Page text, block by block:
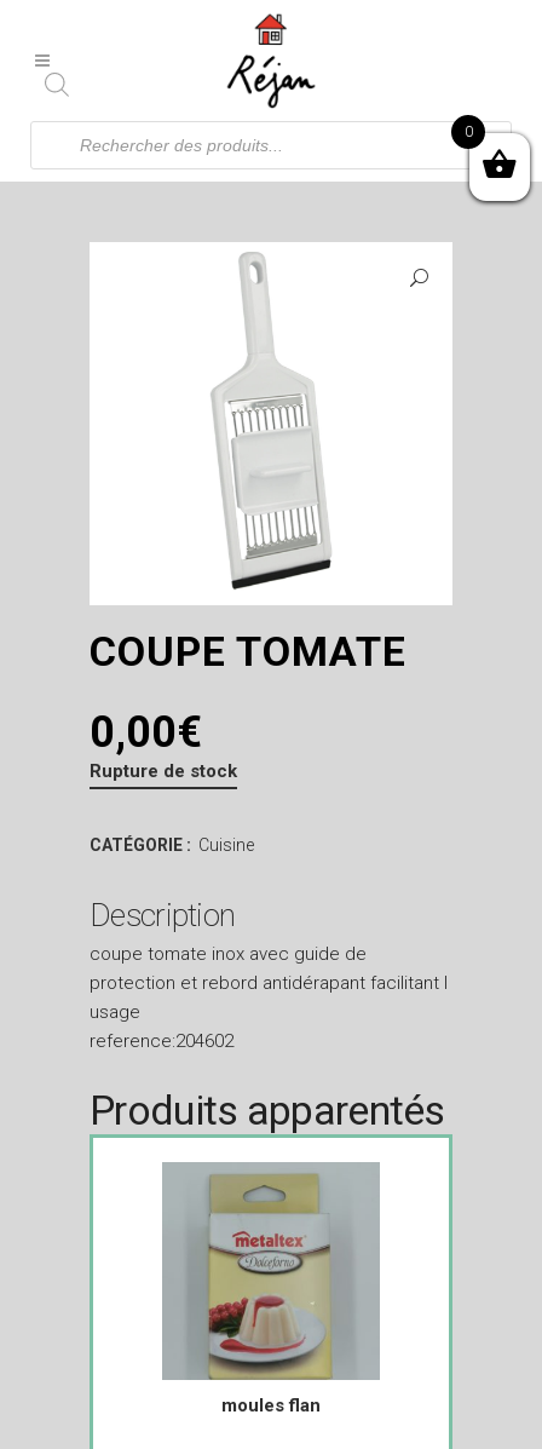
Recherche
produits
COUPE TOMATE
0,00€
Rupture de stock
CATÉGORIE : Cuisine
Description
coupe tomate inox avec guide de
protection et rebord antidérapant facilitant l
usage
reference:204602
Produits apparentés
moules flan
0